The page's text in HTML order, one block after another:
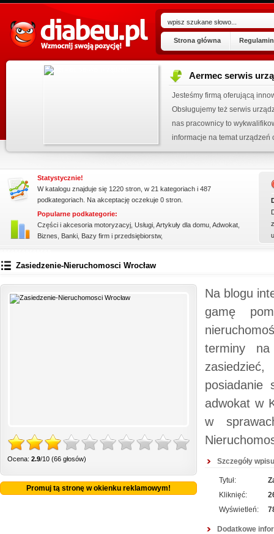
Strona główna
Aermec serwis
Jesteśmy firmą oferującą
Obsługujemy też serwis
nas pracownicy to
informacje na temat urządzeń
wyn...
Statystycznie!
W katalogu znajduje się 1220 stron, w 21 kategoriach i 487
podkategoriach. Na akceptację oczekuje 0 stron.
Popularne podkategorie:
Części i akcesoria motoryzacyj Usługi Artykuły dla domu Adwokat
Biznes
Banki Bazy firm i przedsiębiorstw,
Zasiedzenie-Nieruchomosci Wrocław
Ocena: 2.9/10 (66 głosów)
Promuj tą stronę w okienku reklamowym!
Na blogu
gamę
terminy na
posiadanie
adwokat w
w
Szczegóły
Tytuł:
Kliknięć:
Wyświetleń:
Dodatkowe